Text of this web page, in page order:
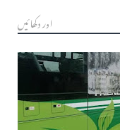
اور دکھائیں